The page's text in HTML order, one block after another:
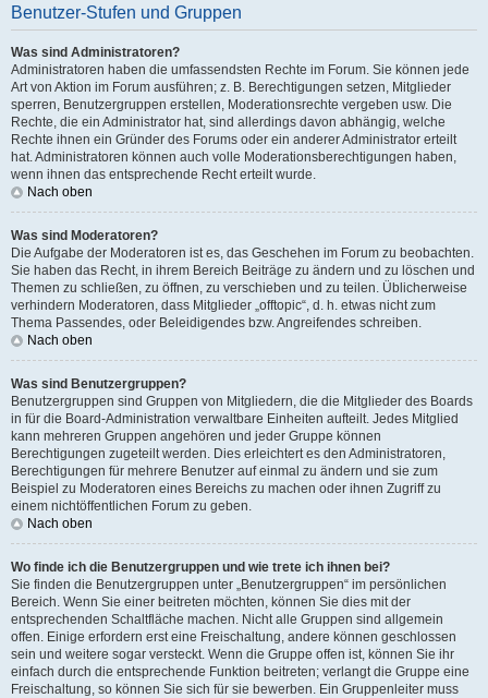
Benutzer-Stufen und Gruppen
Was sind Administratoren?
Administratoren haben die umfassendsten Rechte im Forum. Sie können jede
Art von Aktion im Forum ausführen; z. B. Berechtigungen setzen, Mitglieder
sperren, Benutzergruppen erstellen, Moderationsrechte vergeben usw. Die
Rechte, die ein Administrator hat, sind allerdings davon abhängig, welche
Rechte ihnen ein Gründer des Forums oder ein anderer Administrator erteilt
hat. Administratoren können auch volle Moderationsberechtigungen haben,
wenn ihnen das entsprechende Recht erteilt wurde.
Nach oben
Was sind Moderatoren?
Die Aufgabe der Moderatoren ist es, das Geschehen im Forum zu beobachten.
Sie haben das Recht, in ihrem Bereich Beiträge zu ändern und zu löschen und
Themen zu schließen, zu öffnen, zu verschieben und zu teilen. Üblicherweise
verhindern Moderatoren, dass Mitglieder „offtopic“, d. h. etwas nicht zum
Thema Passendes, oder Beleidigendes bzw. Angreifendes schreiben.
Nach oben
Was sind Benutzergruppen?
Benutzergruppen sind Gruppen von Mitgliedern, die die Mitglieder des Boards
in für die Board-Administration verwaltbare Einheiten aufteilt. Jedes Mitglied
kann mehreren Gruppen angehören und jeder Gruppe können
Berechtigungen zugeteilt werden. Dies erleichtert es den Administratoren,
Berechtigungen für mehrere Benutzer auf einmal zu ändern und sie zum
Beispiel zu Moderatoren eines Bereichs zu machen oder ihnen Zugriff zu
einem nichtöffentlichen Forum zu geben.
Nach oben
Wo finde ich die Benutzergruppen und wie trete ich ihnen bei?
Sie finden die Benutzergruppen unter „Benutzergruppen“ im persönlichen
Bereich. Wenn Sie einer beitreten möchten, können Sie dies mit der
entsprechenden Schaltfläche machen. Nicht alle Gruppen sind allgemein
offen. Einige erfordern erst eine Freischaltung, andere können geschlossen
sein und weitere sogar versteckt. Wenn die Gruppe offen ist, können Sie ihr
einfach durch die entsprechende Funktion beitreten; verlangt die Gruppe eine
Freischaltung, so können Sie sich für sie bewerben. Ein Gruppenleiter muss